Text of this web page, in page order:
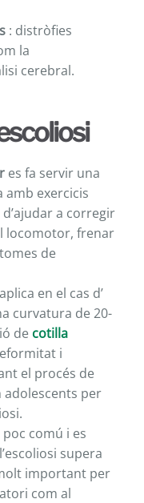
: distròfies
la
cerebral.
es fa servir una
amb exercicis
a corregir
locomotor, frenar
de
en el cas d’
curvatura de 20-
de cotilla
i
el procés de
adolescents per
poc comú i es
supera
important per
com al